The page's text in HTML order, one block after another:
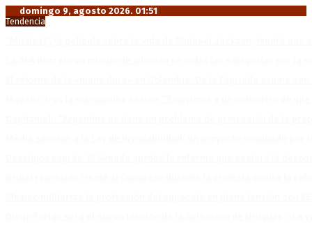
domingo 9, agosto 2026. 01:51
Tendencia